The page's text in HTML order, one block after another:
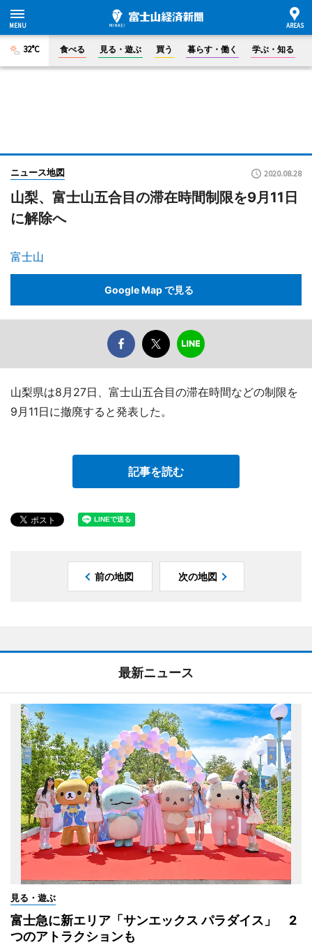
32°C 食べる 見る・遊ぶ 買う 暮らす・働く 学ぶ・知る
ニュース地図 2020.08.28
山梨、富士山五合目の滞在時間制限を9月11日
に解除へ
富士山
Google Map で見る
山梨県は8月27日、富士山五合目の滞在時間などの制限を
9月11日に撤廃すると発表した。
記事を読む
前の地図 次の地図
最新ニュース
見る・遊ぶ
富士急に新エリア「サンエックス パラダイス」 2
つのアトラクションも